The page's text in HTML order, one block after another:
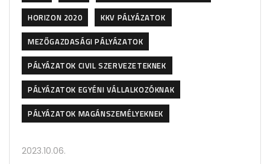
HORIZON 2020
KKV PÁLYÁZATOK
MEZŐGAZDASÁGI PÁLYÁZATOK
PÁLYÁZATOK CIVIL SZERVEZETEKNEK
PÁLYÁZATOK EGYÉNI VÁLLALKOZÓKNAK
PÁLYÁZATOK MAGÁNSZEMÉLYEKNEK
2023.10.06.